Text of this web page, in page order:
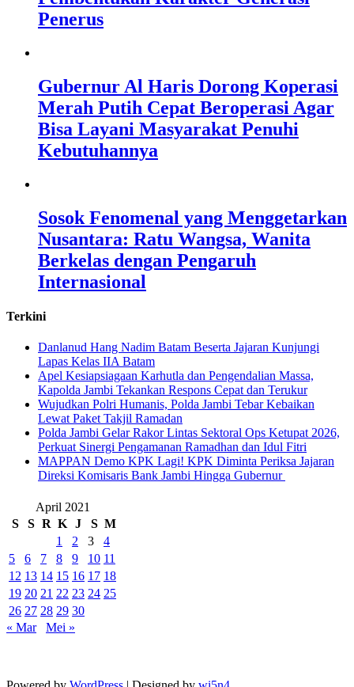
Penerus
Gubernur Al Haris Dorong Koperasi
Merah Putih Cepat Beroperasi Agar
Bisa Layani Masyarakat Penuhi
Kebutuhannya
Sosok Fenomenal yang Menggetarkan
Nusantara: Ratu Wangsa, Wanita
Berkelas dengan Pengaruh
Internasional
Terkini
Danlanud Hang Nadim Batam Beserta Jajaran Kunjungi
Lapas Kelas IIA Batam
Apel Kesiapsiagaan Karhutla dan Pengendalian Massa,
Kapolda Jambi Tekankan Respons Cepat dan Terukur
Wujudkan Polri Humanis, Polda Jambi Tebar Kebaikan
Lewat Paket Takjil Ramadan
Polda Jambi Gelar Rakor Lintas Sektoral Ops Ketupat 2026,
Perkuat Sinergi Pengamanan Ramadhan dan Idul Fitri
‎MAPPAN Demo KPK Lagi! KPK Diminta Periksa Jajaran
Direksi Komisaris Bank Jambi Hingga Gubernur ‎
April 2021
S
S R K J S M
1
2 3
4
5
6 7 8 9 10 11
12 13 14 15 16 17 18
19 20 21 22 23 24 25
26 27 28 29 30
« Mar
Mei »